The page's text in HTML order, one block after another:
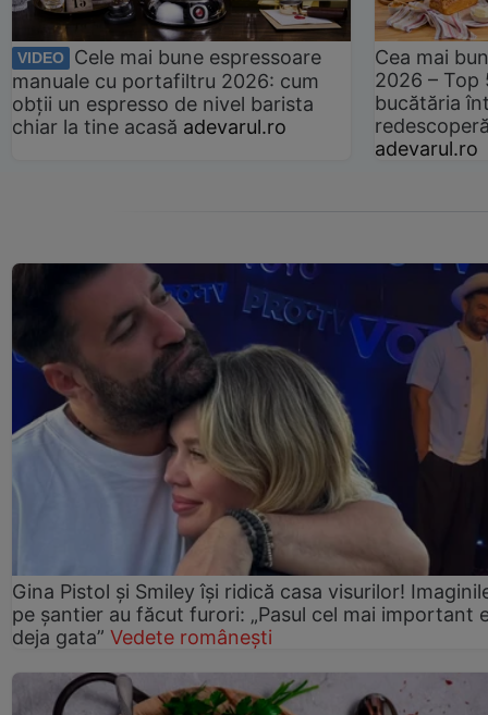
VIDEO
Cele mai bune espressoare
manuale cu portafiltru 2026: cum
obții un espresso de nivel barista
chiar la tine acasă adevarul.ro
Cea mai
2026 –
bucătăria
adevarul.ro
Gina Pistol și Smiley își ridică casa visurilor!
pe șantier au făcut furori: „Pasul cel mai important
deja gata” Vedete românești